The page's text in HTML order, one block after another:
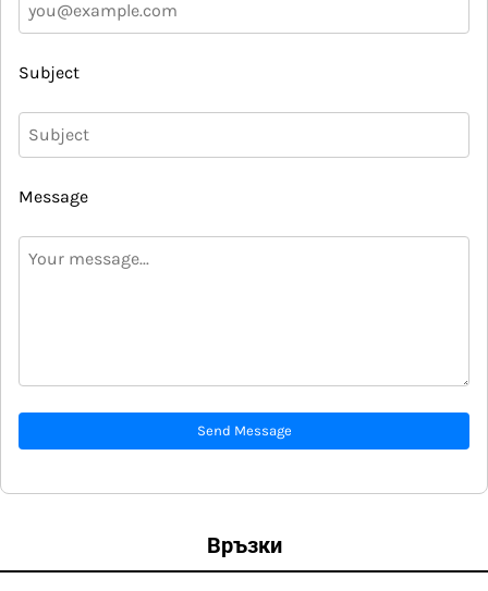
Subject
Message
Send Message
Връзки